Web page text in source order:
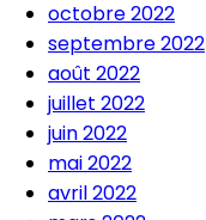
octobre 2022
septembre 2022
août 2022
juillet 2022
juin 2022
mai 2022
avril 2022